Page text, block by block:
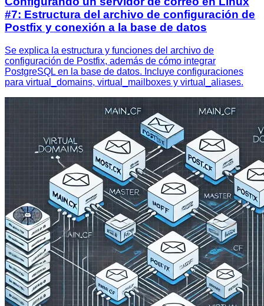
#7: Estructura del archivo de configuración de
Postfix y conexión a la base de datos
Se explica la estructura y funciones del archivo de
configuración de Postfix, además de cómo integrar
PostgreSQL en la base de datos. Incluye configuraciones
para virtual_domains, virtual_mailboxes y virtual_aliases.